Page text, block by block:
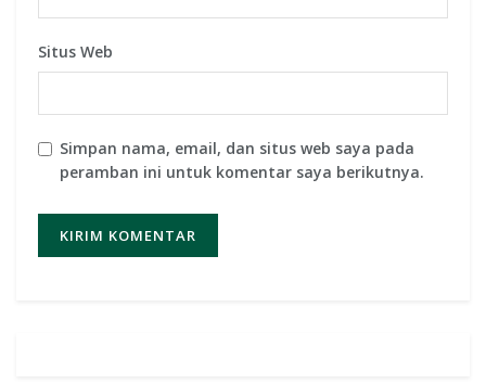
Situs Web
Simpan nama, email, dan situs web saya pada
peramban ini untuk komentar saya berikutnya.